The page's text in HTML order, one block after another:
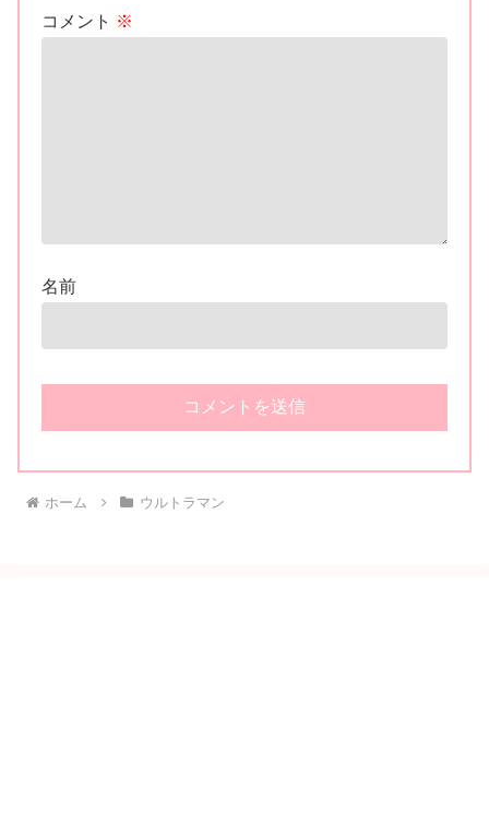
コメント ※
名前
ホーム ウルトラマン